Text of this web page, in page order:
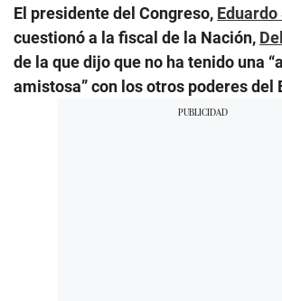
El presidente del Congreso,
cuestionó a la fiscal de la Nación,
de la que dijo que no ha tenido una
amistosa” con los otros poderes del